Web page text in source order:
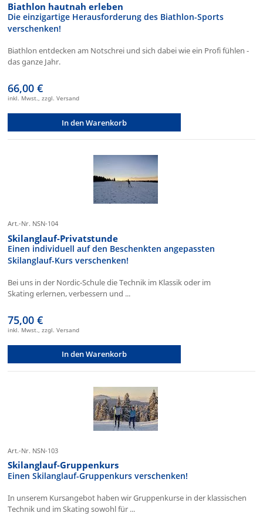
Biathlon hautnah erleben
Die einzigartige Herausforderung des Biathlon-Sports
verschenken!
Biathlon entdecken am Notschrei und sich dabei wie ein Profi fühlen -
das ganze Jahr.
66,00 €
inkl. Mwst., zzgl. Versand
In den Warenkorb
Art.-Nr. NSN-104
Skilanglauf-Privatstunde
Einen individuell auf den Beschenkten angepassten
Skilanglauf-Kurs verschenken!
Bei uns in der Nordic-Schule die Technik im Klassik oder im
Skating erlernen, verbessern und ...
75,00 €
inkl. Mwst., zzgl. Versand
In den Warenkorb
Art.-Nr. NSN-103
Skilanglauf-Gruppenkurs
Einen Skilanglauf-Gruppenkurs verschenken!
In unserem Kursangebot haben wir Gruppenkurse in der klassischen
Technik und im Skating sowohl für ...